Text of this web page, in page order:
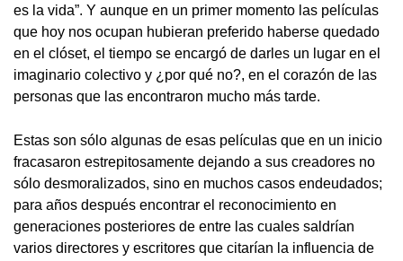
es la vida”. Y aunque en un primer momento las películas
que hoy nos ocupan hubieran preferido haberse quedado
en el clóset, el tiempo se encargó de darles un lugar en el
imaginario colectivo y ¿por qué no?, en el corazón de las
personas que las encontraron mucho más tarde.
Estas son sólo algunas de esas películas que en un inicio
fracasaron estrepitosamente dejando a sus creadores no
sólo desmoralizados, sino en muchos casos endeudados;
para años después encontrar el reconocimiento en
generaciones posteriores de entre las cuales saldrían
varios directores y escritores que citarían la influencia de